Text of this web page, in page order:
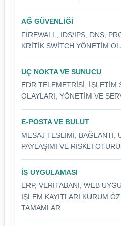
AĞ GÜVENLIĞI
FIREWALL, IDS/IPS, DNS,
KRITIK SWITCH YÖNETIM
UÇ NOKTA VE SUNUCU
EDR TELEMETRISI, IŞLETIM
OLAYLARI, YÖNETIM VE
E-POSTA VE BULUT
MESAJ TESLIMI, BAĞLANTI,
PAYLAŞIMI VE RISKLI
İŞ UYGULAMASI
ERP, VERITABANI, WEB
IŞLEM KAYITLARI KURUM
TAMAMLAR.